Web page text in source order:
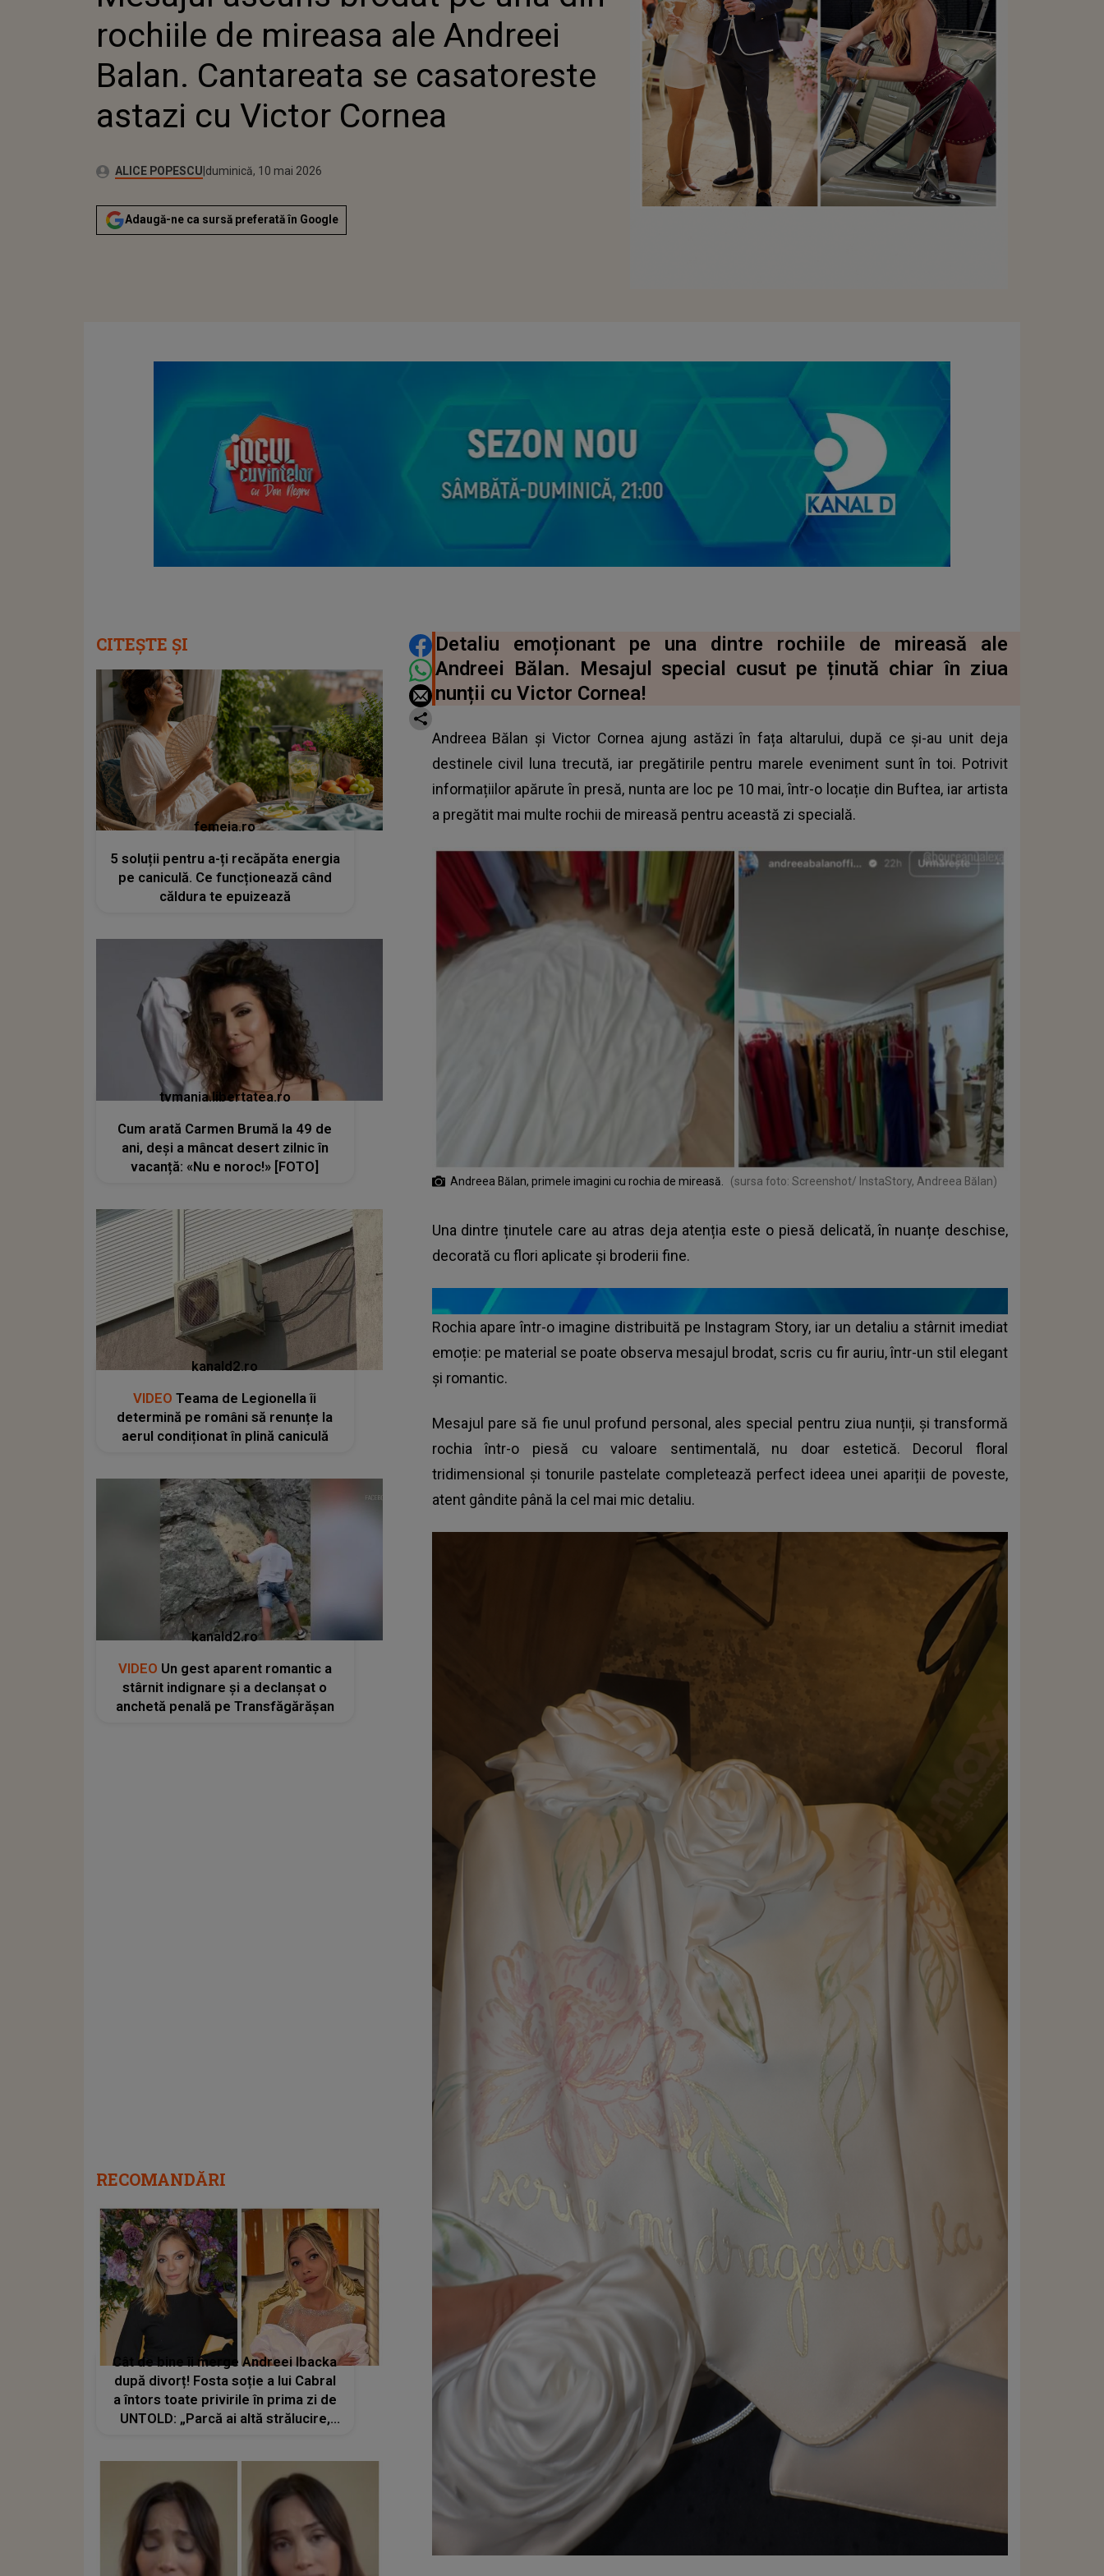
rochiile de mireasa ale Andreei
Balan. Cantareata se casatoreste
astazi cu Victor Cornea
Autor:ALICE POPESCU Publicat:
duminică, 10 mai 2026
Adaugă-ne ca sursă preferată în Google
DISTRIBUIE ARTICOLUL
Detaliu emoționant pe una dintre rochiile de mireasă ale
Andreei Bălan. Mesajul special cusut pe ținută chiar în ziua
nunții cu Victor Cornea!
Andreea Bălan și Victor Cornea ajung astăzi în fața altarului, după ce și-au unit deja
destinele civil luna trecută, iar pregătirile pentru marele eveniment sunt în toi. Potrivit
informațiilor apărute în presă, nunta are loc pe 10 mai, într-o locație din Buftea, iar artista
a pregătit mai multe rochii de mireasă pentru această zi specială.
Andreea Bălan, primele imagini cu rochia de mireasă. (sursa foto: Screenshot/ InstaStory, Andreea Bălan)
Una dintre ținutele care au atras deja atenția este o piesă delicată, în nuanțe deschise,
decorată cu flori aplicate și broderii fine.
Rochia apare într-o imagine distribuită pe Instagram Story, iar un detaliu a stârnit imediat
emoție: pe material se poate observa mesajul brodat, scris cu fir auriu, într-un stil elegant
și romantic.
Mesajul pare să fie unul profund personal, ales special pentru ziua nunții, și transformă
rochia într-o piesă cu valoare sentimentală, nu doar estetică. Decorul floral
tridimensional și tonurile pastelate completează perfect ideea unei apariții de poveste,
atent gândite până la cel mai mic detaliu.
CITEȘTE ȘI
femeia.ro
5 soluții pentru a-ți recăpăta energia
pe caniculă. Ce funcționează când
căldura te epuizează
tvmania.libertatea.ro
Cum arată Carmen Brumă la 49 de
ani, deși a mâncat desert zilnic în
vacanță: «Nu e noroc!» [FOTO]
kanald2.ro
VIDEO Teama de Legionella îi
determină pe români să renunțe la
aerul condiționat în plină caniculă
kanald2.ro
VIDEO Un gest aparent romantic a
stârnit indignare și a declanșat o
anchetă penală pe Transfăgărășan
RECOMANDĂRI
Cât de bine îi merge Andreei Ibacka
după divorț! Fosta soție a lui Cabral
a întors toate privirile în prima zi de
UNTOLD: „Parcă ai altă strălucire,